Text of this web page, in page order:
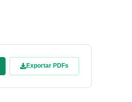
Exportar PDFs